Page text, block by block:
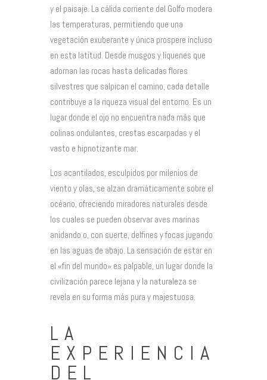
y el paisaje. La cálida corriente del Golfo modera
las temperaturas, permitiendo que una
vegetación exuberante y única prospere incluso
en esta latitud. Desde musgos y líquenes que
adornan las rocas hasta delicadas flores
silvestres que salpican el camino, cada detalle
contribuye a la riqueza visual del entorno. Es un
lugar donde el ojo no encuentra nada más que
colinas ondulantes, crestas escarpadas y el
vasto e hipnotizante mar.
Los acantilados, esculpidos por milenios de
viento y olas, se alzan dramáticamente sobre el
océano, ofreciendo miradores naturales desde
los cuales se pueden observar aves marinas
anidando o, con suerte, delfines y focas jugando
en las aguas de abajo. La sensación de estar en
el «fin del mundo» es palpable, un lugar donde la
civilización parece lejana y la naturaleza se
revela en su forma más pura y majestuosa.
LA
EXPERIENCIA
DEL